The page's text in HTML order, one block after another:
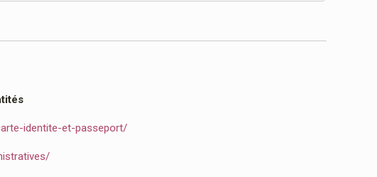
identite-et-passeport/